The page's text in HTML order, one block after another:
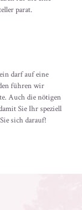
parat.
darf auf eine
führen wir
Auch die nötigen
Sie Ihr speziell
sich darauf!